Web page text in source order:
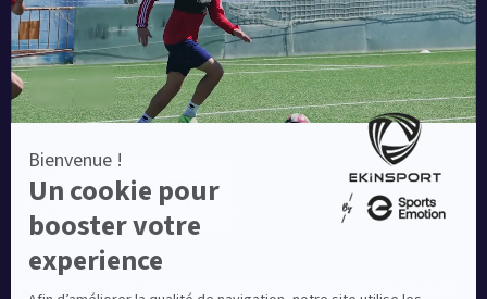
Equipementier sportif leader en France depuis plus de